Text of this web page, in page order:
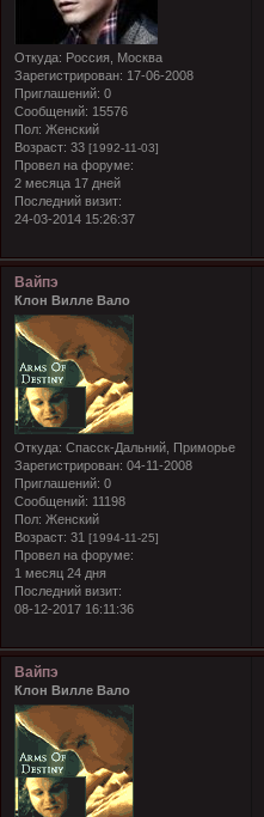
Откуда: Россия, Москва
Зарегистрирован: 17-06-2008
Приглашений: 0
Сообщений: 15576
Пол: Женский
Возраст: 33 [1992-11-03]
Провел на форуме:
2 месяца 17 дней
Последний визит:
24-03-2014 15:26:37
Вайпэ
Клон Вилле Вало
Откуда: Спасск-Дальний, Приморье
Зарегистрирован: 04-11-2008
Приглашений: 0
Сообщений: 11198
Пол: Женский
Возраст: 31 [1994-11-25]
Провел на форуме:
1 месяц 24 дня
Последний визит:
08-12-2017 16:11:36
Вайпэ
Клон Вилле Вало